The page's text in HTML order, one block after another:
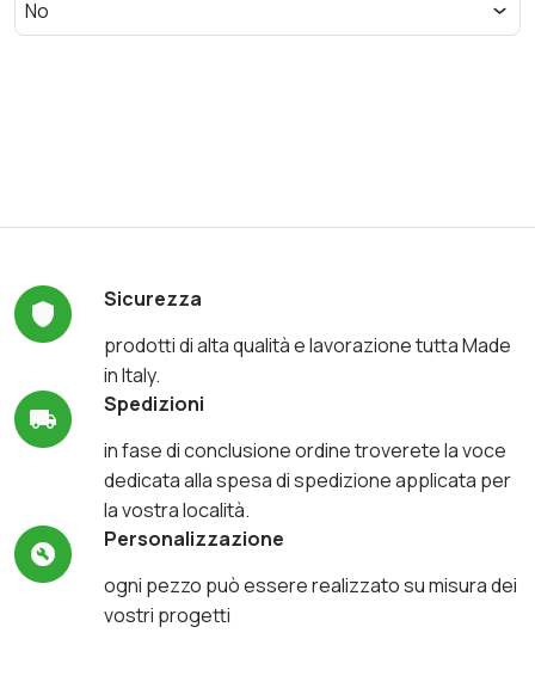
Sicurezza
prodotti di alta qualità e lavorazione tutta Made
in Italy.
Spedizioni
in fase di conclusione ordine troverete la voce
dedicata alla spesa di spedizione applicata per
la vostra località.
Personalizzazione
ogni pezzo può essere realizzato su misura dei
vostri progetti